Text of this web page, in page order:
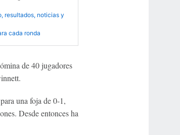
resultados, noticias y
cada ronda
de 40 jugadores
una foja de 0-1,
Desde entonces ha